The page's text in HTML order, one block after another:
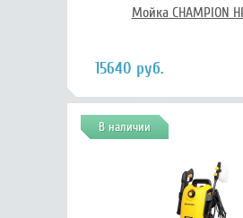
Мойка CHAMPION
15640 руб.
В наличии